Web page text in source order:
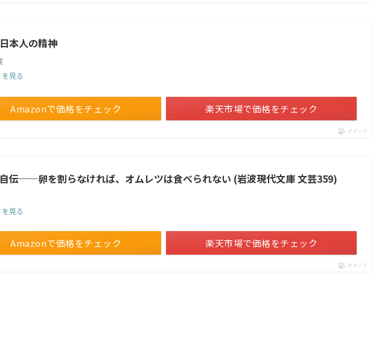
本人の精神
見る
Amazonで価格をチェック 楽天市場で価格をチェック
ポチップ
伝──卵を割らなければ、オムレツは食べられない (岩波現代文庫 文芸359)
見る
Amazonで価格をチェック 楽天市場で価格をチェック
ポチップ